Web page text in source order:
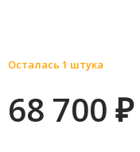
Осталась 1 штука
68 700 ₽